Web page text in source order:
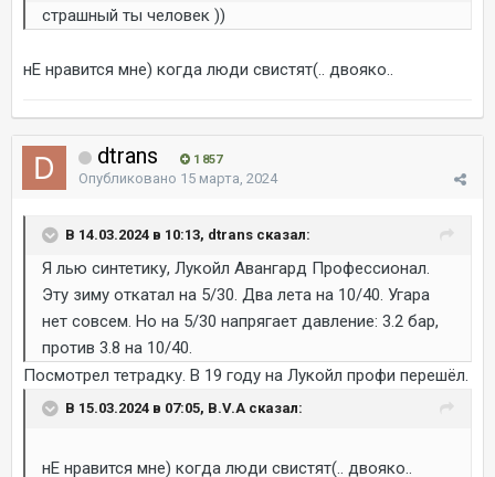
страшный ты человек ))
нЕ нравится мне) когда люди свистят(.. двояко..
dtrans 1 857
Опубликовано 15 марта, 2024
В 14.03.2024 в 10:13, dtrans сказал:
Я лью синтетику, Лукойл Авангард Профессионал.
Эту зиму откатал на 5/30. Два лета на 10/40. Угара
нет совсем. Но на 5/30 напрягает давление: 3.2 бар,
против 3.8 на 10/40.
Посмотрел тетрадку. В 19 году на Лукойл профи перешёл.
В 15.03.2024 в 07:05, B.V.A сказал:
нЕ нравится мне) когда люди свистят(.. двояко..